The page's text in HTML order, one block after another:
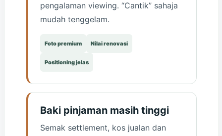
pengalaman viewing. “Cantik” sahaja
mudah tenggelam.
Foto premium Nilai renovasi
Positioning jelas
Baki pinjaman masih tinggi
Semak settlement, kos jualan dan